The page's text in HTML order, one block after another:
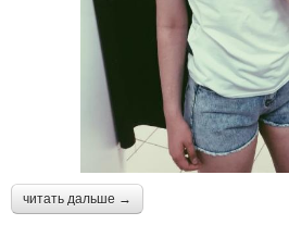
читать дальше →